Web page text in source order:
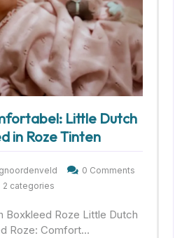
Little Dutch
in Roze Tinten
0 Comments
2 categories
Boxkleed Roze Little Dutch
Roze: Comfort…